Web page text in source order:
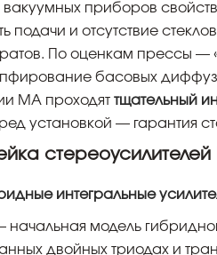
приборов
подачи и отсутствие
По оценкам прессы —
басовых
MA проходят тщательный
установкой — гарантия
интегральные
начальная модель
двойных триодах и